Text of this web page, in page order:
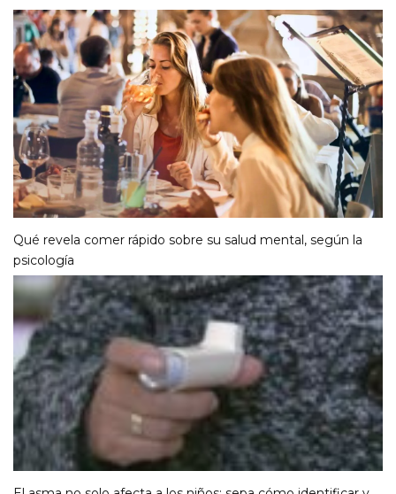
Qué revela comer rápido sobre su salud mental, según la
psicología